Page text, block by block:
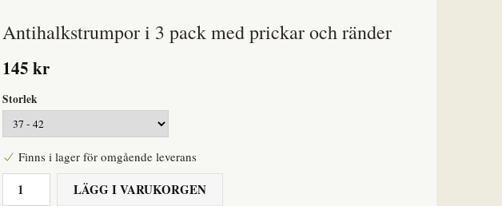
Antihalkstrumpor i 3 pack med prickar och ränder
145 kr
Storlek
Finns i lager för omgående leverans
LÄGG I VARUKORGEN